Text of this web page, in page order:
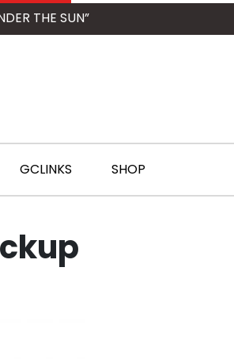
THE SUN”
GCLINKS SHOP